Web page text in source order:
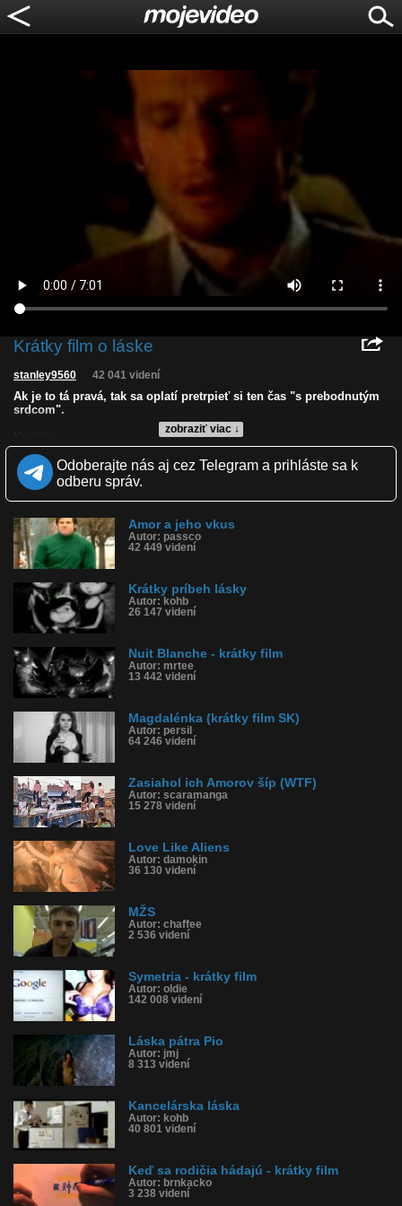
Krátky film o láske
zobraziť viac ↓
stanley9560 42 041 videní
Ak je to tá pravá, tak sa oplatí pretrpieť si ten čas "s prebodnutým
srdcom".
Zverejnené: 16.10.2009 11:40
Páči sa: 93% (138 hlasov)
Obľúbené: 143
Komentárov: 130
Kategória: film a tv
Tagy: láska, amor, šíp, film, krátky
História sledovanosti videa:
Odoberajte nás aj cez Telegram a prihláste sa k
odberu správ.
Amor a jeho vkus
Autor: passco
42 449 videní
Krátky príbeh lásky
Autor: kohb
26 147 videní
Nuit Blanche - krátky film
Autor: mrtee
13 442 videní
Magdalénka (krátky film SK)
Autor: persil
64 246 videní
Zasiahol ich Amorov šíp (WTF)
Autor: scaramanga
15 278 videní
Love Like Aliens
Autor: damokin
36 130 videní
MŽS
Autor: chaffee
2 536 videní
Symetria - krátky film
Autor: oldie
142 008 videní
Láska pátra Pio
Autor: jmj
8 313 videní
Kancelárska láska
Autor: kohb
40 801 videní
Keď sa rodičia hádajú - krátky film
Autor: brnkacko
3 238 videní